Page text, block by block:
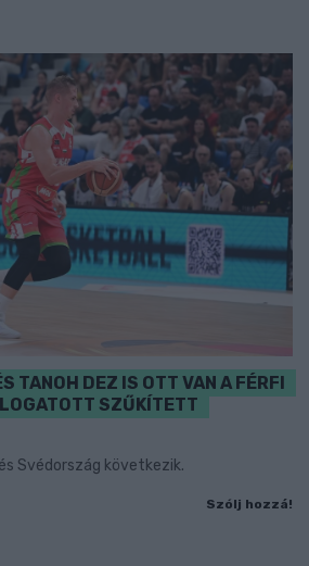
TANOH DEZ IS OTT VAN A FÉRFI
SZŰKÍTETT
Svédország következik.
Szólj hozzá!